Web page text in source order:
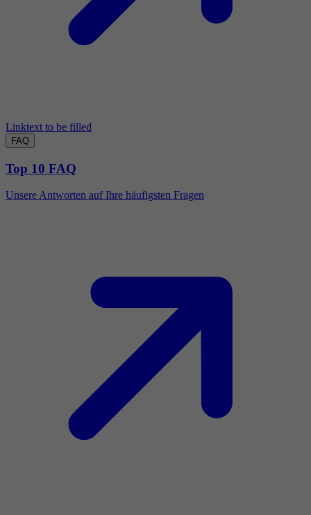
Linktext to be filled
FAQ
Top 10 FAQ
Unsere Antworten auf Ihre häufigsten Fragen